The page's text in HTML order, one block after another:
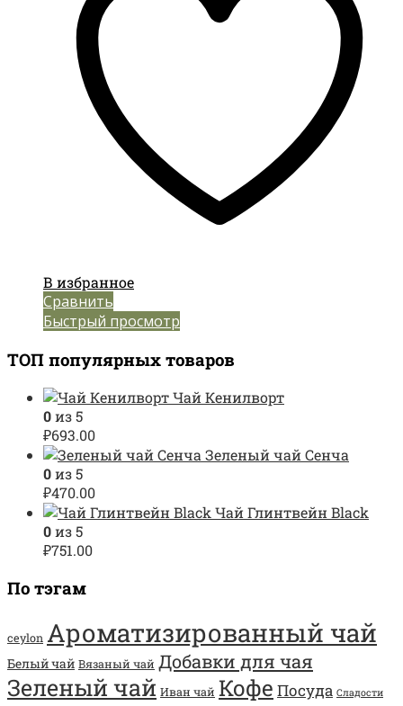
В избранное
Сравнить
Быстрый просмотр
ТОП популярных товаров
Чай Кенилворт
0из 5
₽693.00
Зеленый чай Сенча
0из 5
₽470.00
Чай Глинтвейн Black
0из 5
₽751.00
По тэгам
ceylon Ароматизированный чай
Белый чай Вязаный чай Добавки для чая
Зеленый чай Иван чай Кофе Посуда Сладости